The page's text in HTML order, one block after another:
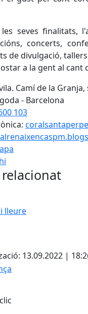
seves finalitats,
concerts,
de divulgació,
a la gent al cant
Camí de la Granja,
- Barcelona
103
lleure
13.09.2022 |